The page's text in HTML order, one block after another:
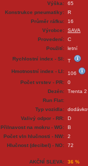
Výška:
65
Konstrukce pneumatiky:
R
Průměr ráfku:
16
Výrobce:
SAVA
Provedení:
C
Použití:
letní
Rychlostní index - SI:
T
Hmotnostní index - LI:
106
Počet vrstev - PR:
0
Dezén:
Trenta 2
Run Flat:
Typ vozidla:
Valivý odpor - RR:
D
Přilnavost na mokru - WG:
B
Počet vln hlučnosti - NW:
2
Hlučnost (decibel) - NO:
72
AKČNÍ SLEVA: 36 %